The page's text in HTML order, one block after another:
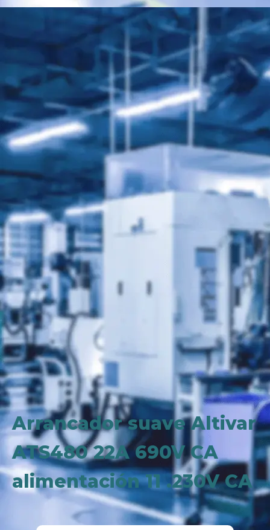
Arrancador suave Altivar
ATS480 22A 690V CA
alimentación 11 .230V CA